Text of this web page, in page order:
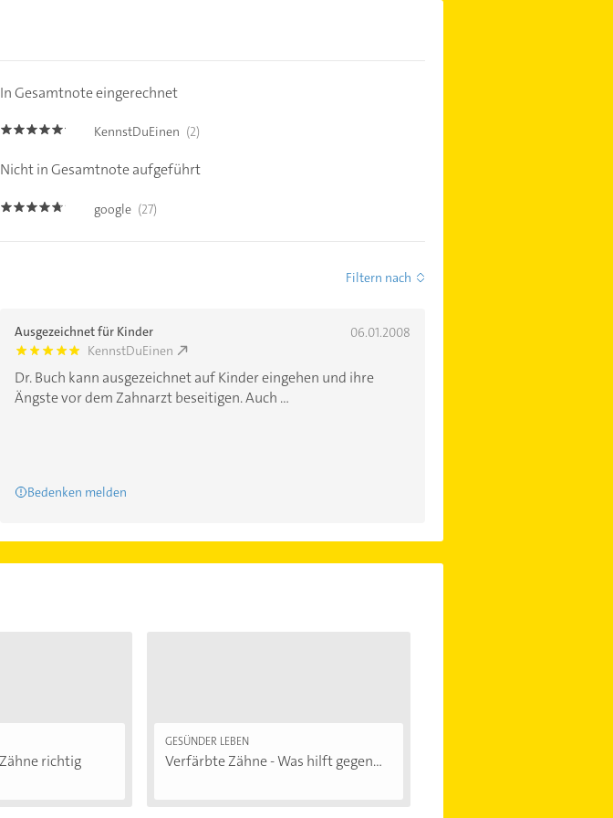
In Gesamtnote eingerechnet
5.0 KennstDuEinen (2)
Nicht in Gesamtnote aufgeführt
4.6 google (27)
Filtern nach
Ausgezeichnet für Kinder 06.01.2008
5.0 KennstDuEinen
Dr. Buch kann ausgezeichnet auf Kinder eingehen und ihre
Ängste vor dem Zahnarzt beseitigen. Auch ...
Bedenken melden
richtig
GESÜNDER LEBEN
Verfärbte Zähne - Was hilft gegen...